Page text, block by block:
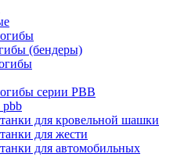
(бендеры)
серии PBB
pbb
для кровельной шашки
для жести
для автомобильных